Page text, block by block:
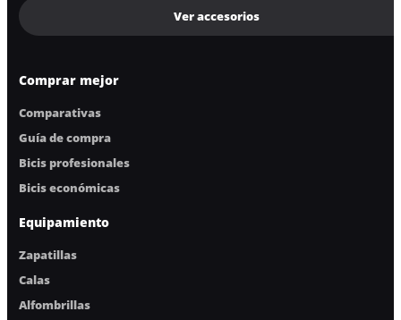
Ver accesorios
Comprar mejor
Comparativas
Guía de compra
Bicis profesionales
Bicis económicas
Equipamiento
Zapatillas
Calas
Alfombrillas